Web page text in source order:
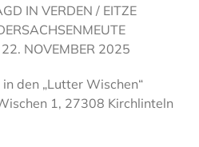
IN VERDEN / EITZE
NOVEMBER 2025
den „Lutter Wischen“
1, 27308 Kirchlinteln